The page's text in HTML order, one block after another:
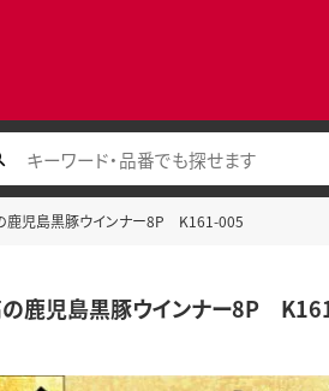
鹿児島黒豚ウインナー8P K161-005
鹿児島黒豚ウインナー8P